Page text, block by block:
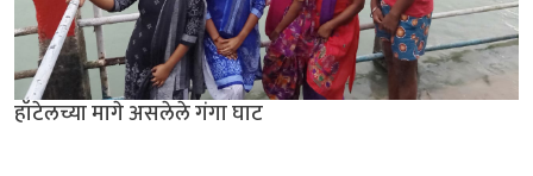
हॉटेलच्या मागे असलेले गंगा घाट